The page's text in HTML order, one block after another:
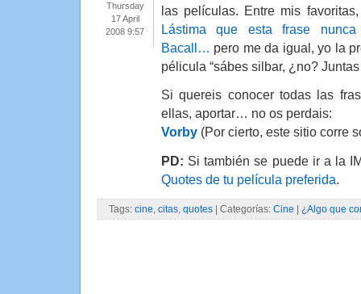
Thursday
17 April
2008 9:57
las películas. Entre mis
Lástima que esta frase
Bacall…
pero me da igual, yo la
pélicula “sábes silbar, ¿no?
Si quereis conocer todas las
ellas, aportar… no os perdais:
Vorby (Por cierto, este sitio corre
PD: Si también se puede ir a la
Quotes de tu película preferida.
Tags: cine, citas, quotes | Categorías: Cine ¿Algo que